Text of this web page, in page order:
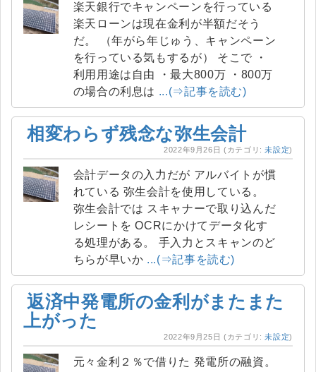
楽天銀行でキャンペーンを行っている
楽天ローンは現在金利が半額だそう
だ。 （年がら年じゅう、キャンペーン
を行っている気もするが） そこで ・
利用用途は自由 ・最大800万 ・800万
の場合の利息は ...(⇒記事を読む)
相変わらず残念な弥生会計
2022年9月26日 (カテゴリ:未設定)
会計データの入力だが アルバイトが慣
れている 弥生会計を使用している。
弥生会計では スキャナーで取り込んだ
レシートを OCRにかけてデータ化す
る処理がある。 手入力とスキャンのど
ちらが早いか ...(⇒記事を読む)
返済中発電所の金利がまたまた
上がった
2022年9月25日 (カテゴリ:未設定)
元々金利２％で借りた 発電所の融資。